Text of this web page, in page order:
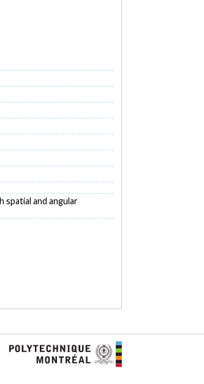
spatial and angular